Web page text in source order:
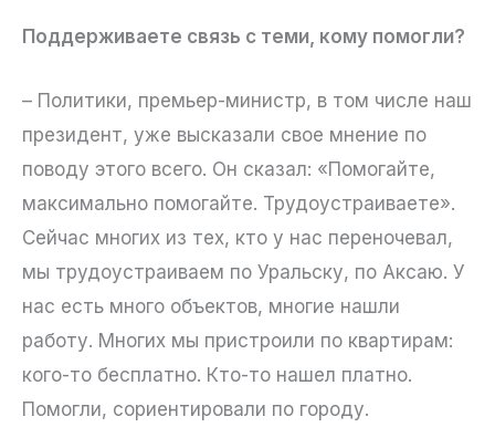
Поддерживаете связь с теми, кому помогли?
– Политики, премьер-министр, в том числе наш
президент, уже высказали свое мнение по
поводу этого всего. Он сказал: «Помогайте,
максимально помогайте. Трудоустраиваете».
Сейчас многих из тех, кто у нас переночевал,
мы трудоустраиваем по Уральску, по Аксаю. У
нас есть много объектов, многие нашли
работу. Многих мы пристроили по квартирам:
кого-то бесплатно. Кто-то нашел платно.
Помогли, сориентировали по городу.